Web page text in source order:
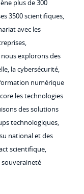
plus de 300
3500 scientifiques,
avec les
explorons des
la cybersécurité,
numérique
les technologies
des solutions
technologiques,
national et des
scientifique,